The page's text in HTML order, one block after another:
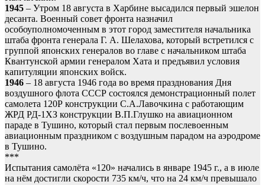
1945 – Утром 18 августа в Харбине высадился первый эшелон
десанта. Военный совет фронта назначил
особоуполномоченным в этот город заместителя начальника
штаба фронта генерала Г. А. Шелахова, который встретился с
группой японских генералов во главе с начальником штаба
Квантунской армии генералом Хата и предъявил условия
капитуляции японских войск.
1946 – 18 августа 1946 года во время празднования Дня
воздушного флота СССР состоялся демонстрационный полет
самолета 120Р конструкции С.А.Лавочкина с работающим
ЖРД РД-1ХЗ конструкции В.П.Глушко на авиационном
параде в Тушино, который стал первым послевоенным
авиационным праздником с воздушным парадом на аэродроме
в Тушино.
***
Испытания самолёта «120» начались в январе 1945 г., а в июле
на нём достигли скорости 735 км/ч, что на 24 км/ч превышало